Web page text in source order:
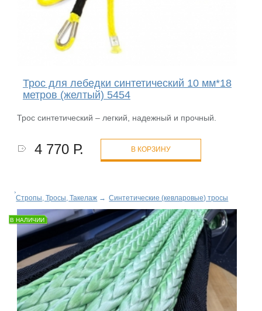
Трос для лебедки синтетический 10 мм*18
метров (желтый) 5454
Трос синтетический – легкий, надежный и прочный.
4 770 Р. В КОРЗИНУ
Стропы, Тросы, Такелаж → Синтетические (кевларовые) тросы
В НАЛИЧИИ